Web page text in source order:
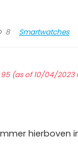
8 Smartwatches
(as of 10/04/2023
hierboven